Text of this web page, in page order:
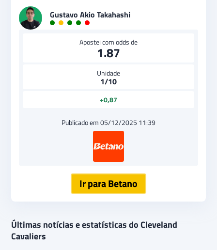
Gustavo Akio Takahashi
Apostei com odds de
1.87
Unidade
1/10
+0,87
Publicado em 05/12/2025 11:39
Ir para Betano
Últimas notícias e estatísticas do Cleveland
Cavaliers